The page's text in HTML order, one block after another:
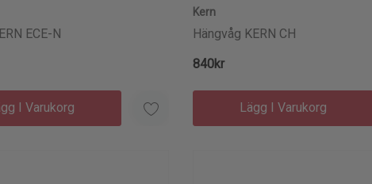
ECE-N
I Varukorg
Kern
Hängvåg KERN CH
840kr
Lägg I Varukorg